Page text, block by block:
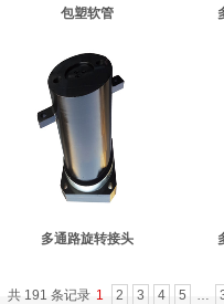
包塑软管
多通路旋转接头
共 191 条记录 1 2 3 4 5 …